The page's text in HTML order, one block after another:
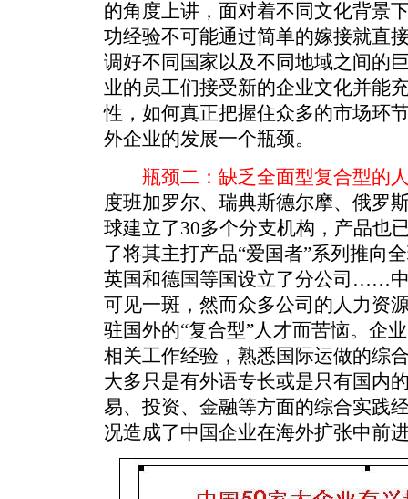
的角度上讲，面对着不同文化背景
功经验不可能通过简单的嫁接就直
调好不同国家以及不同地域之间的
业的员工们接受新的企业文化并能
性，如何真正把握住众多的市场环
外企业的发展一个瓶颈。
瓶颈二：缺乏全面型复合型的
度班加罗尔、瑞典斯德尔摩、俄罗
球建立了30多个分支机构，产品也
了将其主打产品“爱国者”系列推向
英国和德国等国设立了分公司……
可见一斑，然而众多公司的人力资
驻国外的“复合型”人才而苦恼。企
相关工作经验，熟悉国际运做的综
大多只是有外语专长或是只有国内
易、投资、金融等方面的综合实践
况造成了中国企业在海外扩张中前